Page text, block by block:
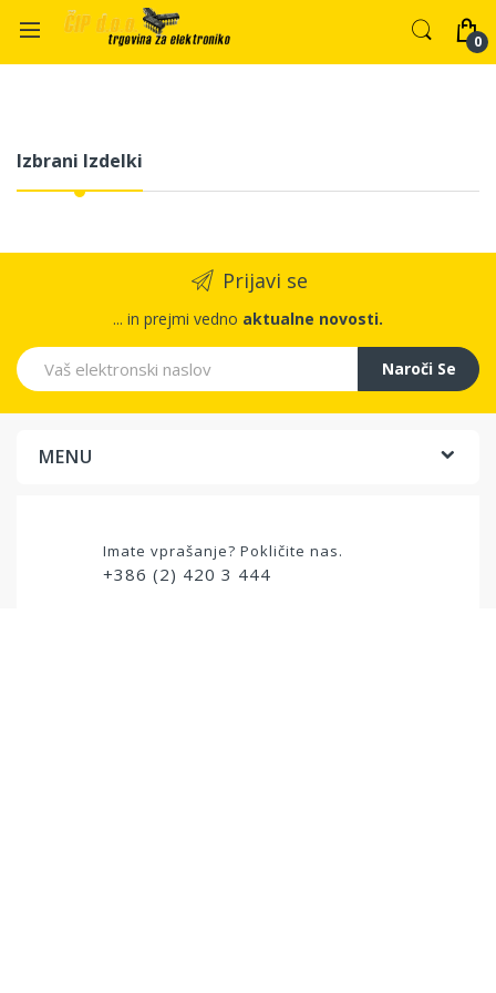
Izbrani Izdelki
Prijavi se
... in prejmi vedno aktualne novosti.
Naroči Se
MENU
Imate vprašanje? Pokličite nas.
+386 (2) 420 3 444